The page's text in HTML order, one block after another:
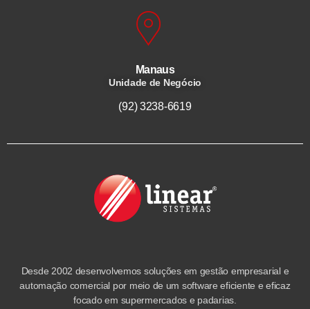
Manaus
Unidade de Negócio
(92) 3238-6619
Desde 2002 desenvolvemos soluções em gestão empresarial e
automação comercial por meio de um software eficiente e eficaz
focado em supermercados e padarias.